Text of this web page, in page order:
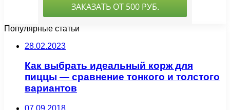
Популярные статьи
28.02.2023
Как выбрать идеальный корж для
пиццы — сравнение тонкого и толстого
вариантов
07.09.2018